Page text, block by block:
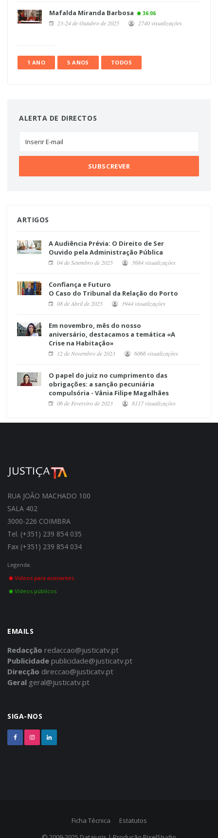
Mafalda Miranda Barbosa 36:06
23-24 de Outubro de 2025 2740 visualizações
1 ANO 5 ANOS TODOS
ALERTA DE DIRECTOS
ARTIGOS
A Audiência Prévia: O Direito de Ser
Ouvido pela Administração Pública
04 de Setembro de 2025 5684 visualizações
Confiança e Futuro
O Caso do Tribunal da Relação do Porto
08 de Abril de 2025 3944 visualizações
Em novembro, mês do nosso
aniversário, destacamos a temática «A
Crise na Habitação»
12 de Novembro de 2023 6066 visualizações
O papel do juiz no cumprimento das
obrigações: a sanção pecuniária
compulsória - Vânia Filipe Magalhães
06 de Fevereiro de 2023 8117 visualizações
RUA JOÃO MACHADO 100
SALA 402
3000-226 COIMBRA
Tel. (+351) 239 854 035
Fax (+351) 239 854 034
Legenda:
Vídeos para assinantes
Vídeos públicos
EMAILS
Redacção redaccao@justicatv.pt
Publicidade publicidade@justicatv.pt
Direcção direccao@justicatv.pt
Geral geral@justicatv.pt
SIGA-NOS
Ficha Técnica
Estatutos